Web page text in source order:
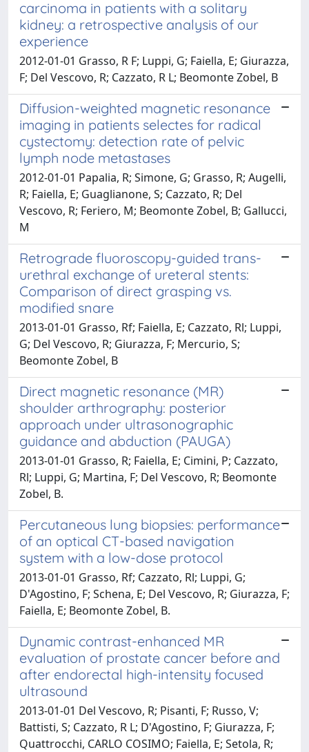
carcinoma in patients with a solitary
kidney: a retrospective analysis of our
experience
2012-01-01 Grasso, R F; Luppi, G; Faiella, E; Giurazza,
F; Del Vescovo, R; Cazzato, R L; Beomonte Zobel, B
Diffusion-weighted magnetic resonance
imaging in patients selectes for radical
cystectomy: detection rate of pelvic
lymph node metastases
2012-01-01 Papalia, R; Simone, G; Grasso, R; Augelli,
R; Faiella, E; Guaglianone, S; Cazzato, R; Del
Vescovo, R; Feriero, M; Beomonte Zobel, B; Gallucci,
M
Retrograde fluoroscopy-guided trans-
urethral exchange of ureteral stents:
Comparison of direct grasping vs.
modified snare
2013-01-01 Grasso, Rf; Faiella, E; Cazzato, Rl; Luppi,
G; Del Vescovo, R; Giurazza, F; Mercurio, S;
Beomonte Zobel, B
Direct magnetic resonance (MR)
shoulder arthrography: posterior
approach under ultrasonographic
guidance and abduction (PAUGA)
2013-01-01 Grasso, R; Faiella, E; Cimini, P; Cazzato,
Rl; Luppi, G; Martina, F; Del Vescovo, R; Beomonte
Zobel, B.
Percutaneous lung biopsies: performance
of an optical CT-based navigation
system with a low-dose protocol
2013-01-01 Grasso, Rf; Cazzato, Rl; Luppi, G;
D'Agostino, F; Schena, E; Del Vescovo, R; Giurazza, F;
Faiella, E; Beomonte Zobel, B.
Dynamic contrast-enhanced MR
evaluation of prostate cancer before and
after endorectal high-intensity focused
ultrasound
2013-01-01 Del Vescovo, R; Pisanti, F; Russo, V;
Battisti, S; Cazzato, R L; D'Agostino, F; Giurazza, F;
Quattrocchi, CARLO COSIMO; Faiella, E; Setola, R;